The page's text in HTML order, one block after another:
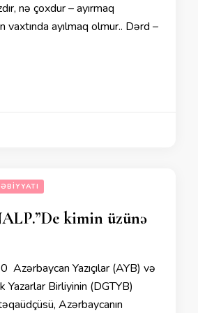
nə çoxdur – ayırmaq
vaxtında ayılmaq olmur.. Dərd –
kimin üzünə
Yazıçılar (AYB) və
Yazarlar Birliyinin (DGTYB)
Azərbaycanın